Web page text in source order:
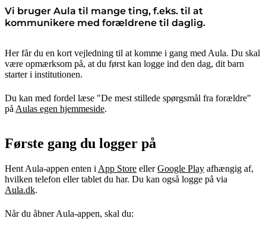
Vi bruger Aula til mange ting, f.eks. til at
kommunikere med forældrene til daglig.
Her får du en kort vejledning til at komme i gang med Aula. Du skal
være opmærksom på, at du først kan logge ind den dag, dit barn
starter i institutionen.
Du kan med fordel læse "De mest stillede spørgsmål fra forældre"
på Aulas egen hjemmeside.
Første gang du logger på
Hent Aula-appen enten i App Store ellerGoogle Play afhængig af,
hvilken telefon eller tablet du har. Du kan også logge på via
Aula.dk.
Når du åbner Aula-appen, skal du: